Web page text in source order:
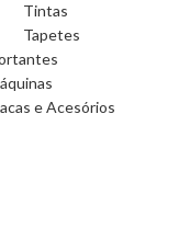
Tintas
Tapetes
e Acesórios